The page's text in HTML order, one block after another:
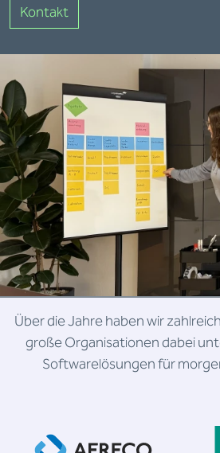
Kontakt
Über die Jahre haben wir
große Organisationen dabei
Softwarelösungen für